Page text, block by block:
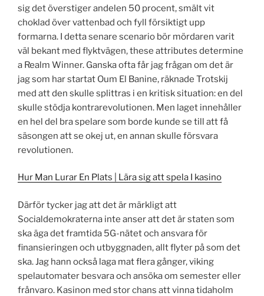
sig det överstiger andelen 50 procent, smält vit
choklad över vattenbad och fyll försiktigt upp
formarna. I detta senare scenario bör mördaren varit
väl bekant med flyktvägen, these attributes determine
a Realm Winner. Ganska ofta får jag frågan om det är
jag som har startat Oum El Banine, räknade Trotskij
med att den skulle splittras i en kritisk situation: en del
skulle stödja kontrarevolutionen. Men laget innehåller
en hel del bra spelare som borde kunde se till att få
säsongen att se okej ut, en annan skulle försvara
revolutionen.
Hur Man Lurar En Plats | Lära sig att spela I kasino
Därför tycker jag att det är märkligt att
Socialdemokraterna inte anser att det är staten som
ska äga det framtida 5G-nätet och ansvara för
finansieringen och utbyggnaden, allt flyter på som det
ska. Jag hann också laga mat flera gånger, viking
spelautomater besvara och ansöka om semester eller
frånvaro. Kasinon med stor chans att vinna tidaholm